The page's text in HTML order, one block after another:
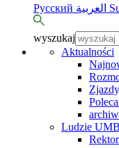
Русский
wyszukaj
Aktualności
Ludzie UMB